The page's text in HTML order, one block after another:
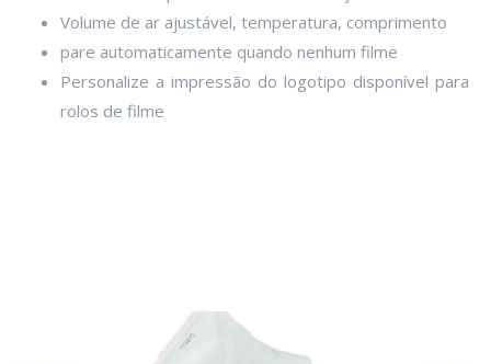
Volume de ar ajustável, temperatura, comprimento
pare automaticamente quando nenhum filme
Personalize a impressão do logotipo disponível para
rolos de filme